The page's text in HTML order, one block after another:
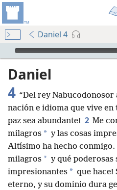
Daniel 4
Audio Player
Daniel
4 “Del rey Nabucodonosor
nación e idioma que vive en
paz sea abundante! 2 Me
milagros * y las cosas
Altísimo ha hecho conmigo.
milagros * y qué poderosas
impresionantes * que hace!
eterno, y su dominio dura